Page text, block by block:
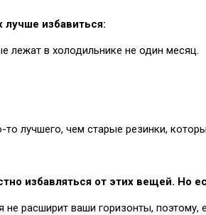
избавиться:
лежат в холодильнике не один месяц.
лучшего, чем старые резинки,
избавляться от этих вещей.
расширит ваши горизонты, поэтому,